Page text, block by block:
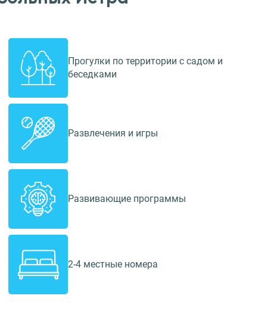
Прогулки по территории с садом и
беседками
Развлечения и игры
Развивающие программы
2-4 местные номера